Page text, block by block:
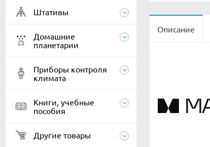
Штативы
Домашние
планетарии
Приборы контроля
климата
Книги, учебные
пособия
Другие товары
Описание